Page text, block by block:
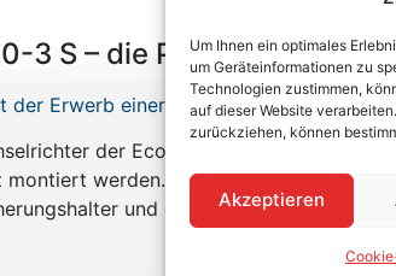
Um Ihnen ein optimales
um Geräteinformationen zu
Technologien zustimmen,
auf dieser Website
zurückziehen, können
Akzeptieren
3 S – die Projektklasse
der Erwerb einer Garantieverlängerung
der Eco Serie von Fronius
werden. Dabei ist sowohl eine
und optionalem